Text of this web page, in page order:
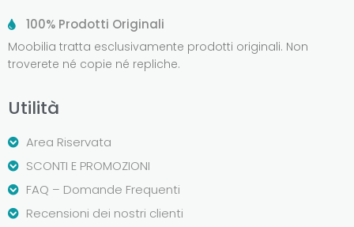
100% Prodotti Originali
Moobilia tratta esclusivamente prodotti originali. Non
troverete né copie né repliche.
Utilità
Area Riservata
SCONTI E PROMOZIONI
FAQ – Domande Frequenti
Recensioni dei nostri clienti